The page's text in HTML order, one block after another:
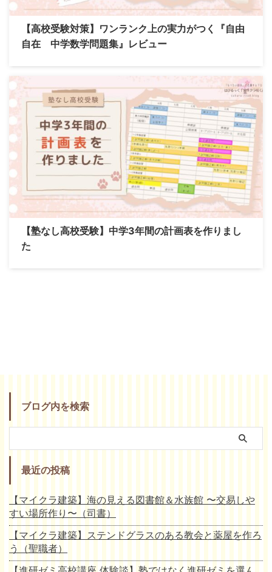
【高校受験対策】ワンランク上の実力がつく『自由
自在 中学数学問題集』レビュー
【塾なし高校受験】中学3年間の計画表を作りまし
た
ブログ内を検索
最近の投稿
【マイクラ建築】海の見える図書館＆水族館 〜交易しや
すい場所作り〜（司書）
【マイクラ建築】ステンドグラスのある教会と薬屋を作ろ
う（聖職者）